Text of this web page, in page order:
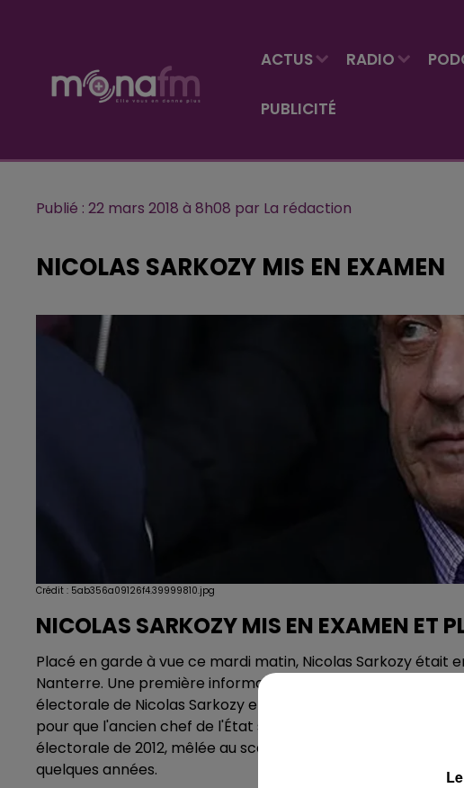
ACTUS RADIO
PUBLICITÉ
Publié : 22 mars 2018 à 8h08 par La rédaction
NICOLAS SARKOZY MIS EN EXAMEN
Crédit : 5ab356a09126f4.39999810.jpg
NICOLAS SARKOZY MIS EN EXAMEN ET
Placé en garde à vue ce mardi matin, Nicolas Sarkozy était
Nanterre. Une première information judiciaire concernant
électorale de Nicolas Sarkozy en 2007 avait déjà été
pour que l'ancien chef de l'État soit entendu dans cette
électorale de 2012, mêlée au scandale Bygmalion, avait
quelques années.